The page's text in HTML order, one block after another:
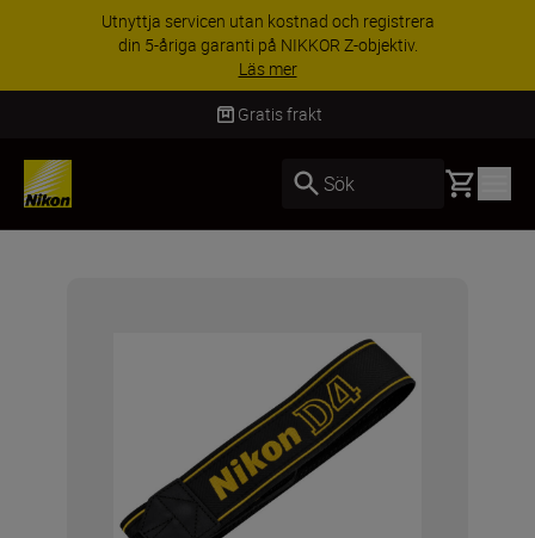
Utnyttja servicen utan kostnad och registrera
din 5-åriga garanti på NIKKOR Z-objektiv.
Läs mer
Gratis frakt
Sök Basket